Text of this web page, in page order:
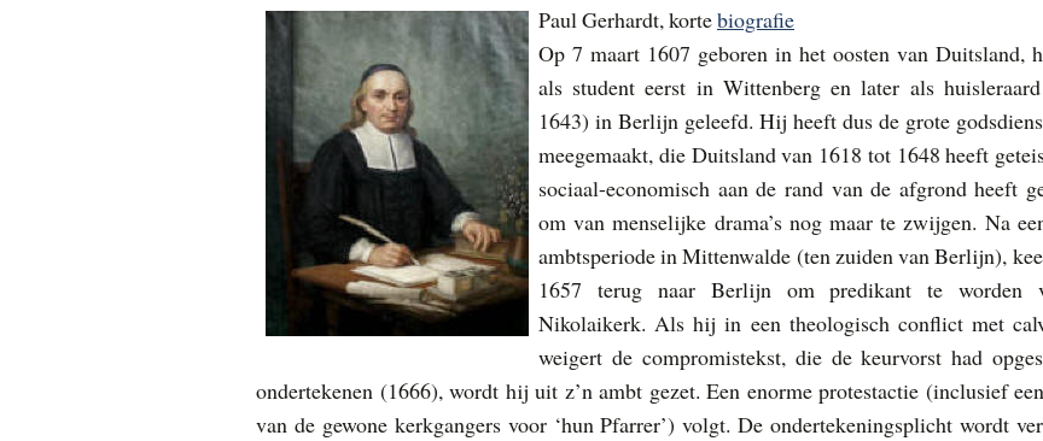
Paul Gerhardt, kortebiografie
Op 7 maart 1607 geboren in het oosten van Duitsland,
als student eerst in Wittenberg en later als
1643) in Berlijn geleefd. Hij heeft dus de grote
meegemaakt, die Duitsland van 1618 tot 1648 heeft
sociaal-economisch aan de rand van de afgrond heeft
om van menselijke drama’s nog maar te zwijgen. Na
ambtsperiode in Mittenwalde (ten zuiden van Berlijn),
1657 terug naar Berlijn om predikant te worden
Nikolaikerk. Als hij in een theologisch conflict met
weigert de compromistekst, die de keurvorst had
ondertekenen (1666), wordt hij uit z’n ambt gezet. Een enorme protestactie (inclusief
van de gewone kerkgangers voor ‘hun Pfarrer’) volgt. De ondertekeningsplicht wordt